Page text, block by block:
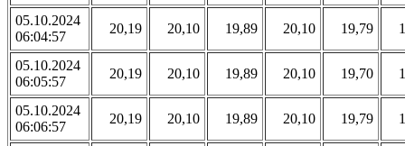
05.10.2024
06:04:57
20,19 20,10 19,89 20,10 19,79
05.10.2024
06:05:57
20,19 20,10 19,89 20,10 19,70
05.10.2024
06:06:57
20,19 20,10 19,89 20,10 19,79